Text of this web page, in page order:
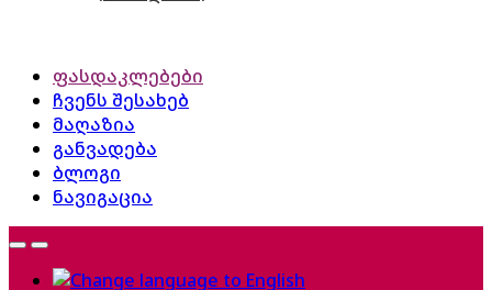
ფასდაკლებები
ჩვენს შესახებ
მაღაზია
განვადება
ბლოგი
ნავიგაცია